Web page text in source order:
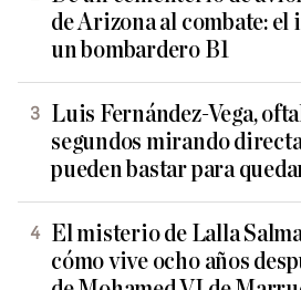
de Arizona al combate: el
un bombardero B1
Luis Fernández-Vega,
segundos mirando
pueden bastar para
El misterio de Lalla
cómo vive ocho años